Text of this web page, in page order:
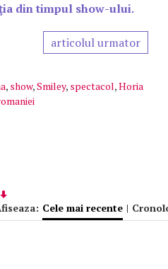
din timpul show-ului.
articolul urmator
, show,Smiley, spectacol,Horia
Cele mai recente |